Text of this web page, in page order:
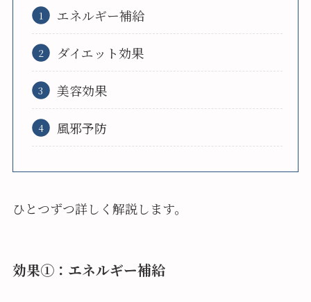
エネルギー補給
ダイエット効果
美容効果
風邪予防
ひとつずつ詳しく解説します。
効果①：エネルギー補給